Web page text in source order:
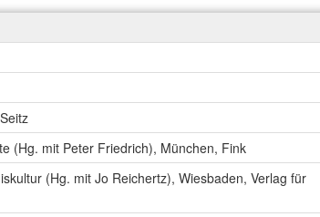
(Hg. mit Peter Friedrich), München, Fink
(Hg. mit Jo Reichertz), Wiesbaden, Verlag für